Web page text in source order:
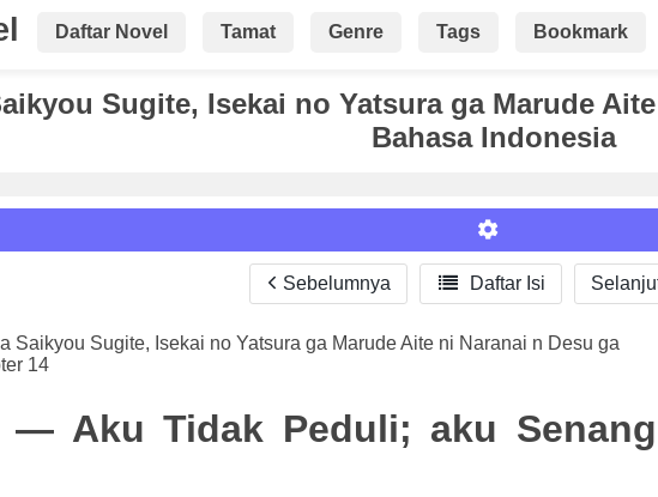
Daftar Novel Tamat Genre Tags Bookmark
Sugite, Isekai no Yatsura ga Marude
Bahasa Indonesia
Arial
Sebelumnya  Daftar Isi
Saikyou Sugite, Isekai no Yatsura ga Marude Aite ni Naranai n Desu ga
14
— Aku Tidak Peduli; aku